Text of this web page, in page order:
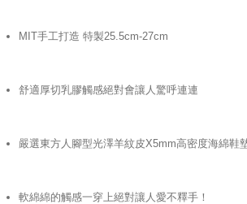
MIT手工打造 特製25.5cm-27cm
舒適厚切乳膠觸感絕對會讓人驚呼連連
嚴選東方人腳型光澤羊紋皮X5mm高密度海綿鞋
軟綿綿的觸感一穿上絕對讓人愛不釋手！